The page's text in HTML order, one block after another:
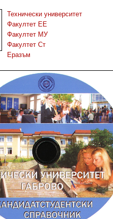
Технически университет
Факултет ЕЕ
Факултет МУ
Факултет Ст
Еразъм